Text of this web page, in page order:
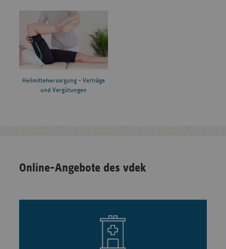
Heilmittelversorgung – Verträge
und Vergütungen
Online-Angebote des vdek